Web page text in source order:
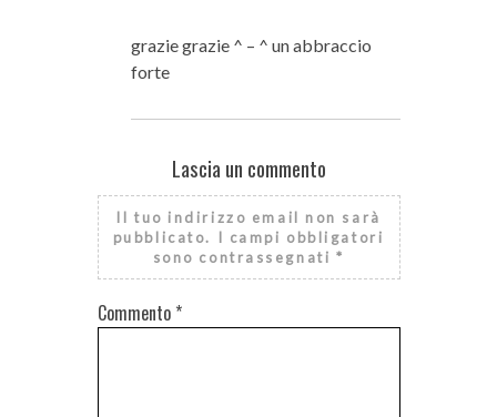
grazie grazie ^ – ^ un abbraccio
forte
Lascia un commento
Il tuo indirizzo email non sarà
pubblicato.
I campi obbligatori
sono contrassegnati *
Commento *